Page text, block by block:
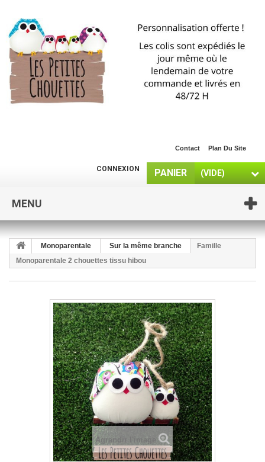
Contact Plan Du Site
PANIER (VIDE)
CONNEXION
MENU
Monoparentale Sur la même branche
Famille
Monoparentale 2 chouettes tissu hibou
Agrandir l'image